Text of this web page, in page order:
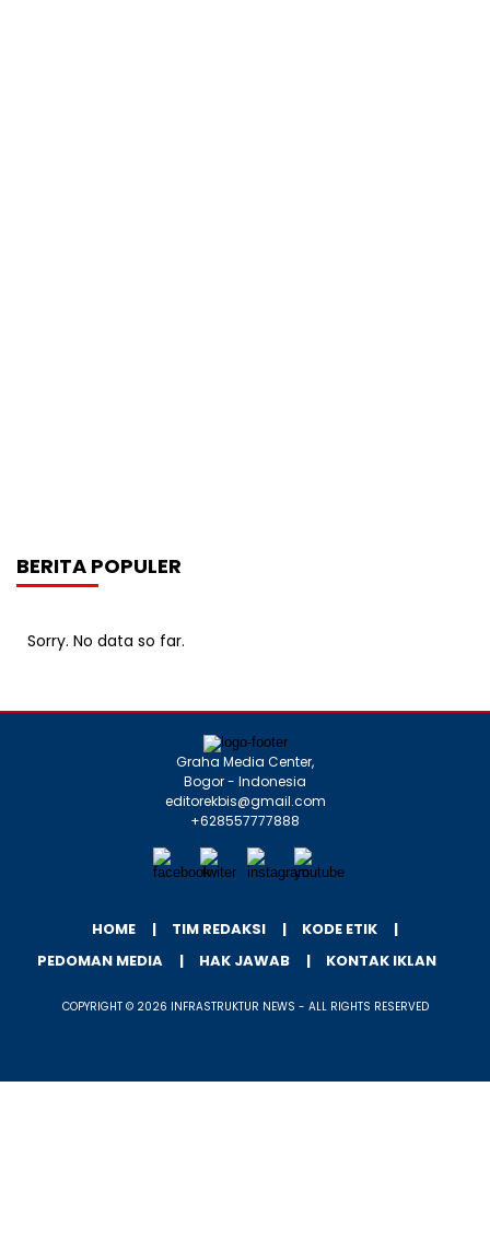
BERITA POPULER
Sorry. No data so far.
Graha Media Center,
Bogor - Indonesia
editorekbis@gmail.com
+628557777888
HOME TIM REDAKSI
KODE ETIK
PEDOMAN MEDIA
HAK JAWAB KONTAK IKLAN
COPYRIGHT © 2026 INFRASTRUKTUR NEWS - ALL RIGHTS RESERVED